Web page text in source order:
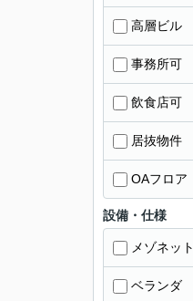
高層ビル
事務所可
飲食店可
居抜物件
OAフロア
設備・仕様
メゾネット
ベランダ